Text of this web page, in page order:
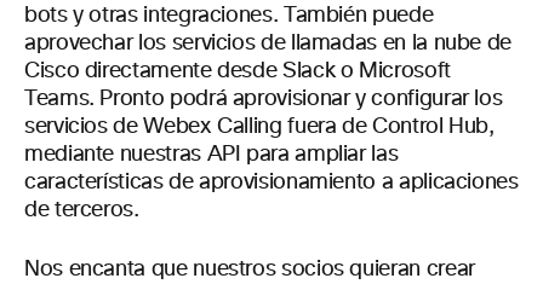
bots y otras integraciones. También puede
aprovechar los servicios de llamadas en la nube de
Cisco directamente desde Slack o Microsoft
Teams. Pronto podrá aprovisionar y configurar los
servicios de Webex Calling fuera de Control Hub,
mediante nuestras API para ampliar las
características de aprovisionamiento a aplicaciones
de terceros.
Nos encanta que nuestros socios quieran crear